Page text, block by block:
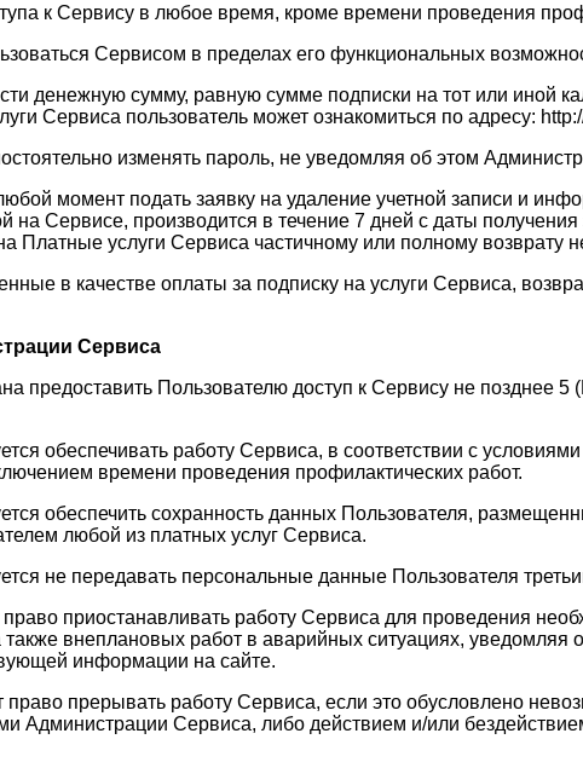
к Сервису в любое время, кроме времени проведения
Сервисом в пределах его функциональных
денежную сумму, равную сумме подписки на тот или иной
Сервиса пользователь может ознакомиться по адресу:
изменять пароль, не уведомляя об этом
момент подать заявку на удаление учетной записи и
Сервисе, производится в течение 7 дней с даты
Платные услуги Сервиса частичному или полному возврату
в качестве оплаты за подписку на услуги Сервиса,
Сервиса
предоставить Пользователю доступ к Сервису не позднее
обеспечивать работу Сервиса, в соответствии с
времени проведения профилактических работ.
обеспечить сохранность данных Пользователя,
любой из платных услуг Сервиса.
не передавать персональные данные Пользователя
приостанавливать работу Сервиса для проведения
внеплановых работ в аварийных ситуациях, уведомляя
информации на сайте.
прерывать работу Сервиса, если это обусловлено
Администрации Сервиса, либо действием и/или